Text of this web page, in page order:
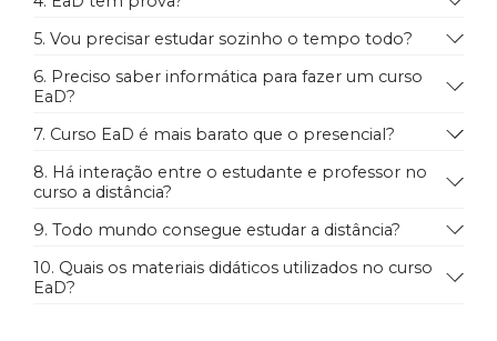
5. Vou precisar estudar sozinho o tempo todo?
6. Preciso saber informática para fazer um curso
EaD?
7. Curso EaD é mais barato que o presencial?
8. Há interação entre o estudante e professor no
curso a distância?
9. Todo mundo consegue estudar a distância?
10. Quais os materiais didáticos utilizados no curso
EaD?